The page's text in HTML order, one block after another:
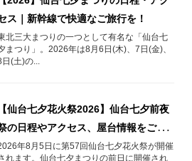
ス｜新幹線で快適なご旅行を！
北三大まつりの一つとして有名な「仙台七
まつり」。2026年は8月6日(木)、7日(金)、
(土)の...
【仙台七夕花火祭2026】仙台七夕前夜
の日程やアクセス、屋台情報をご紹
年8月5日に第57回仙台七夕花火祭が開催
れます。仙台七夕まつりの前日に開催され